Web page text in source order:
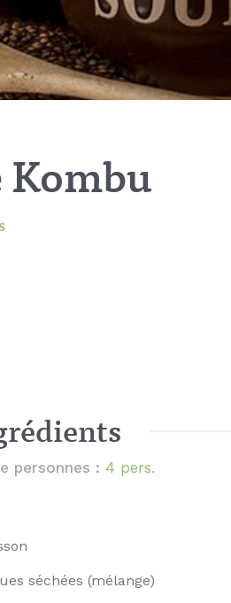
Kombu
personnes : 4 pers.
séchées (mélange)